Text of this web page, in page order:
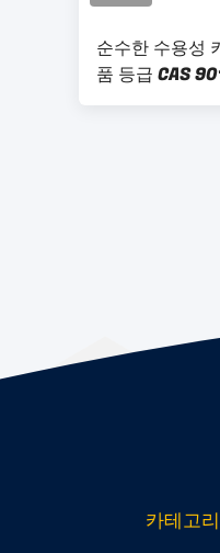
순수한 수용성
품 등급 CAS
카테고리